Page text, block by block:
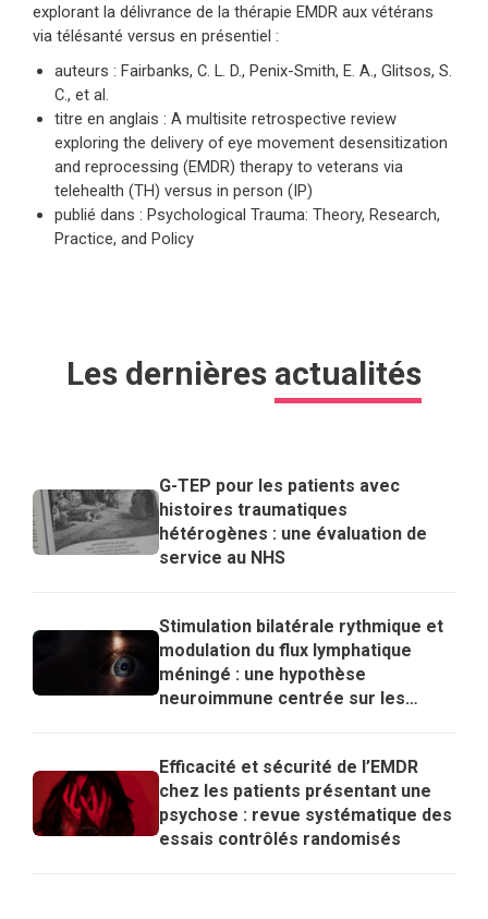
explorant la délivrance de la thérapie EMDR aux vétérans
via télésanté versus en présentiel :
auteurs : Fairbanks, C. L. D., Penix-Smith, E. A., Glitsos, S.
C., et al.
titre en anglais : A multisite retrospective review
exploring the delivery of eye movement desensitization
and reprocessing (EMDR) therapy to veterans via
telehealth (TH) versus in person (IP)
publié dans : Psychological Trauma: Theory, Research,
Practice, and Policy
Les dernières actualités
G-TEP pour les patients avec
histoires traumatiques
hétérogènes : une évaluation de
service au NHS
Stimulation bilatérale rythmique et
modulation du flux lymphatique
méningé : une hypothèse
neuroimmune centrée sur les
Efficacité et sécurité de l’EMDR
chez les patients présentant une
psychose : revue systématique des
essais contrôlés randomisés